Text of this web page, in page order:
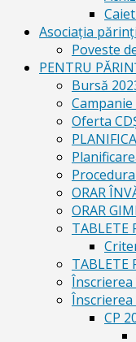
Asociația
Poveste
PENTRU
Bursă
Oferta
ORAR
ORAR
TABLETE
TABLETE
Înscrierea
CP